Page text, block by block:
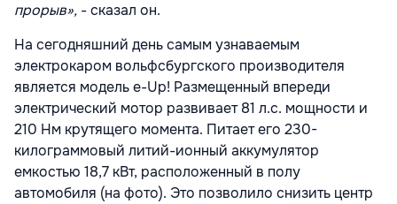
прорыв», - сказал он.
На сегодняшний день самым узнаваемым
электрокаром вольфсбургского производителя
является модель e-Up! Размещенный впереди
электрический мотор развивает 81 л.с. мощности и
210 Нм крутящего момента. Питает его 230-
килограммовый литий-ионный аккумулятор
емкостью 18,7 кВт, расположенный в полу
автомобиля (на фото). Это позволило снизить центр